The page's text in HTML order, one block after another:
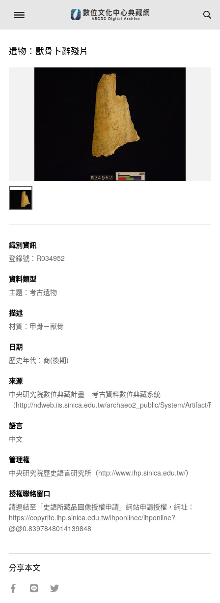
遺物：獸骨卜辭殘片
識別資訊
登錄號：R034952
資料類型
主題：考古遺物
描述
材質：甲骨－獸骨
日期
歷史年代：商(後期)
來源
中央研究院數位典藏計畫---考古資料數位典藏系統
（http://ndweb.iis.sinica.edu.tw/archaeo2_public/System/Artifact/
語言
中文
管理權
中央研究院歷史語言研究所（http://www.ihp.sinica.edu.tw/）
授權聯絡窗口
請連結至「史語所藏品圖像授權申請」網站申請授權，網址：
https://copyrite.ihp.sinica.edu.tw/ihponlinec/ihponline?
@@0.8397848014139848
分享本文